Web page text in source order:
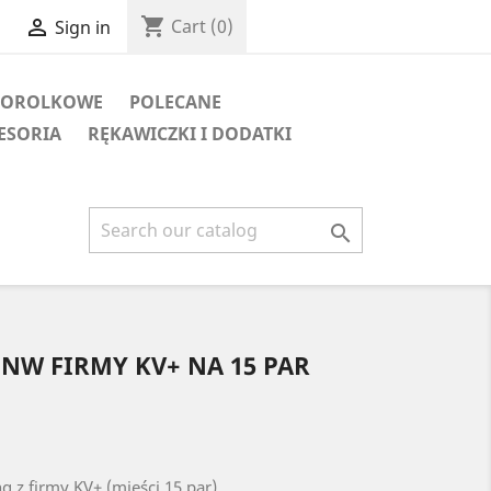
 Sign in shopping_cart Cart (0)
POLECANE
RĘKAWICZKI I DODATKI

FIRMY KV+ NA 15 PAR
z firmy KV+ (mieści 15 par)